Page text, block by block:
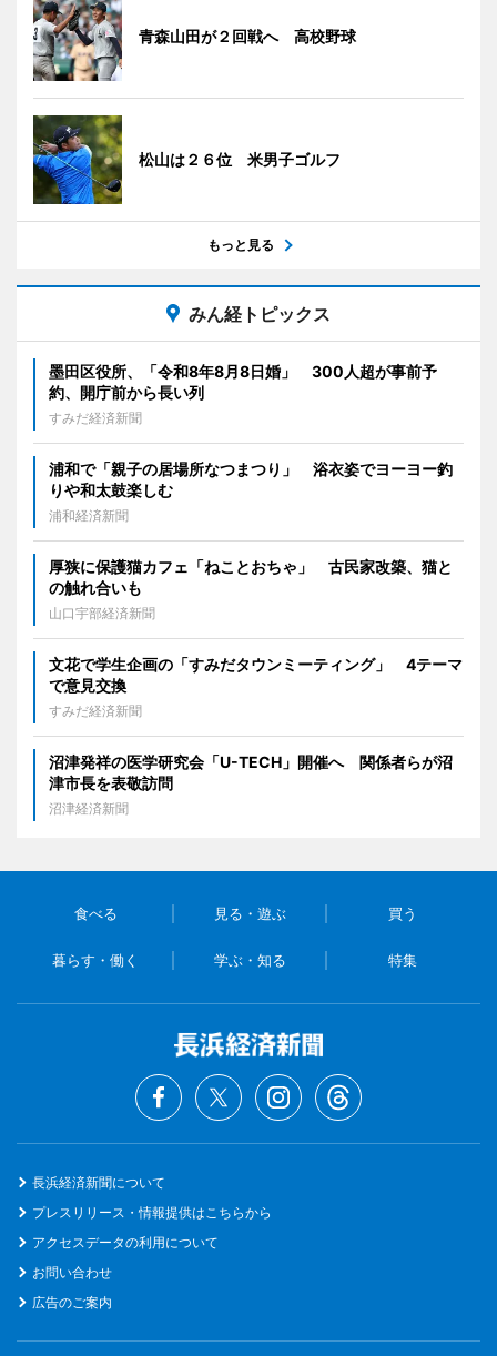
青森山田が２回戦へ 高校野球
松山は２６位 米男子ゴルフ
もっと見る
みん経トピックス
墨田区役所、「令和8年8月8日婚」 300人超が事前予
約、開庁前から長い列
すみだ経済新聞
浦和で「親子の居場所なつまつり」 浴衣姿でヨーヨー釣
りや和太鼓楽しむ
浦和経済新聞
厚狭に保護猫カフェ「ねことおちゃ」 古民家改築、猫と
の触れ合いも
山口宇部経済新聞
文花で学生企画の「すみだタウンミーティング」 4テーマ
で意見交換
すみだ経済新聞
沼津発祥の医学研究会「U-TECH」開催へ 関係者らが沼
津市長を表敬訪問
沼津経済新聞
食べる 見る・遊ぶ 買う
暮らす・働く 学ぶ・知る 特集
長浜経済新聞について
プレスリリース・情報提供はこちらから
アクセスデータの利用について
お問い合わせ
広告のご案内